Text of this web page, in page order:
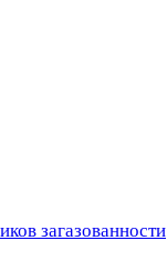
загазованности